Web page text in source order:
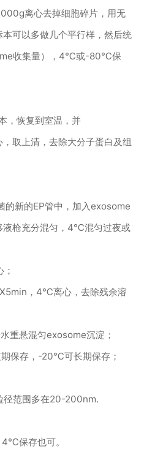
离心去掉细胞碎片，用无
可以多做几个平行样，然后统
收集量）， 4℃或-80℃保
，恢复到室温，并
取上清，去除大分子蛋白及组
的新的EP管中，加入exosome
液枪充分混匀， 4℃混匀过夜或
， 4℃离心，去除残余溶
重悬混匀exosome沉淀；
保存， -20℃可长期保存；
径范围多在20-200nm.
4℃保存也可。